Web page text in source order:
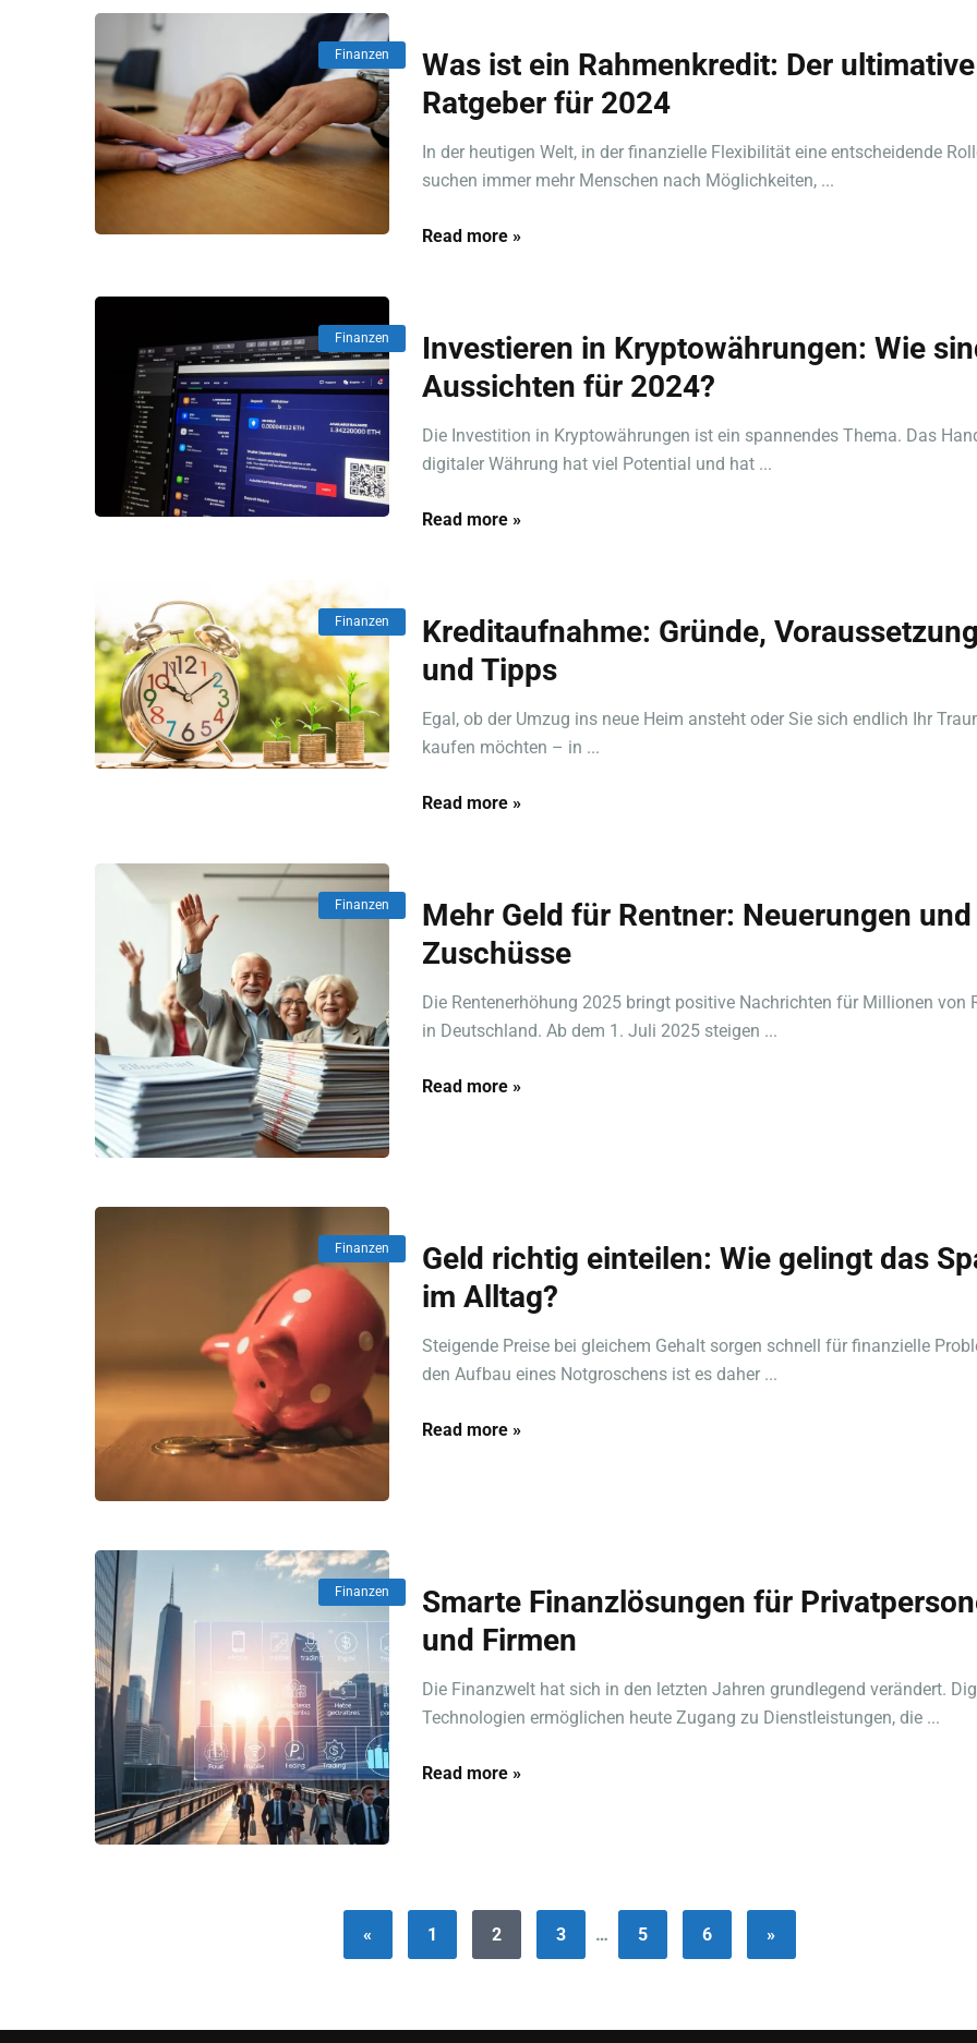
Finanzen
Was ist ein Rahmenkredit: Der ultimative
Ratgeber für 2024
In der heutigen Welt, in der finanzielle Flexibilität eine entscheidende
suchen immer mehr Menschen nach Möglichkeiten, ...
Read more »
Finanzen
Investieren in Kryptowährungen: Wie
Aussichten für 2024?
Die Investition in Kryptowährungen ist ein spannendes Thema. Das
digitaler Währung hat viel Potential und hat ...
Read more »
Finanzen
Kreditaufnahme: Gründe,
und Tipps
Egal, ob der Umzug ins neue Heim ansteht oder Sie sich endlich Ihr
kaufen möchten – in ...
Read more »
Finanzen
Mehr Geld für Rentner: Neuerungen und
Zuschüsse
Die Rentenerhöhung 2025 bringt positive Nachrichten für Millionen von
in Deutschland. Ab dem 1. Juli 2025 steigen ...
Read more »
Finanzen
Geld richtig einteilen: Wie gelingt das
im Alltag?
Steigende Preise bei gleichem Gehalt sorgen schnell für finanzielle
den Aufbau eines Notgroschens ist es daher ...
Read more »
Finanzen
Smarte Finanzlösungen für
und Firmen
Die Finanzwelt hat sich in den letzten Jahren grundlegend verändert.
Technologien ermöglichen heute Zugang zu Dienstleistungen, die ...
Read more »
« 1 2 3 … 5 6 »